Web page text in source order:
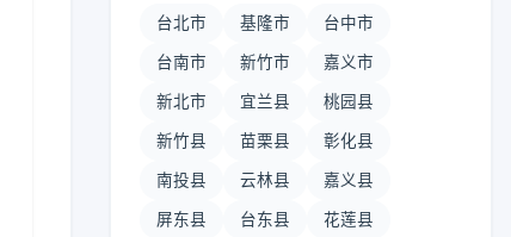
台北市 基隆市 台中市
台南市 新竹市 嘉义市
新北市 宜兰县 桃园县
新竹县 苗栗县 彰化县
南投县 云林县 嘉义县
屏东县 台东县 花莲县